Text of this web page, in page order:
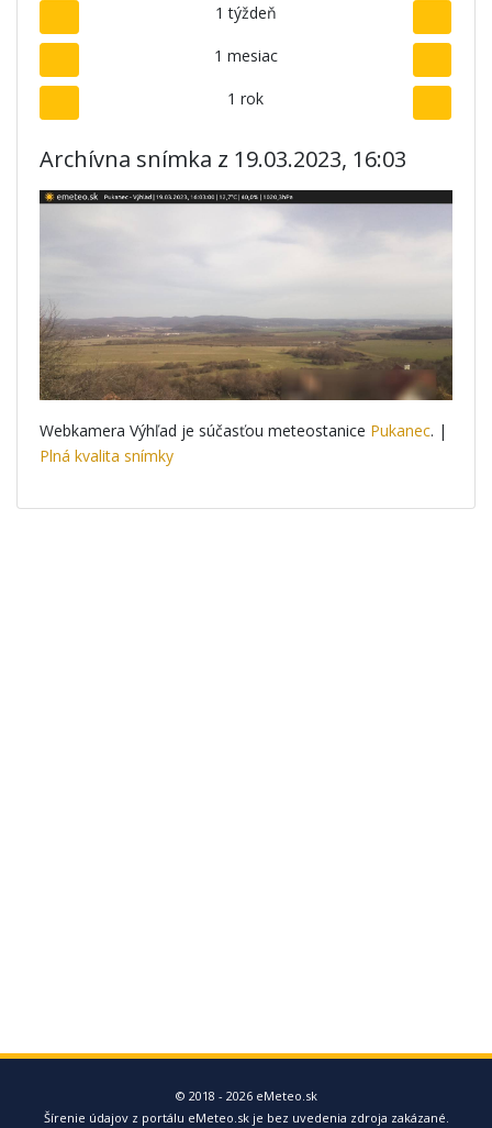
1 týždeň
1 mesiac
1 rok
Archívna snímka z 19.03.2023, 16:03
Webkamera Výhľad je súčasťou meteostanice Pukanec. |
Plná kvalita snímky
© 2018 - 2026 eMeteo.sk
Šírenie údajov z portálu eMeteo.sk je bez uvedenia zdroja zakázané.